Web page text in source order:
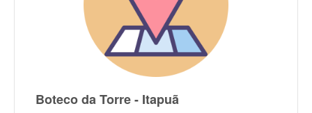
Boteco da Torre - Itapuã